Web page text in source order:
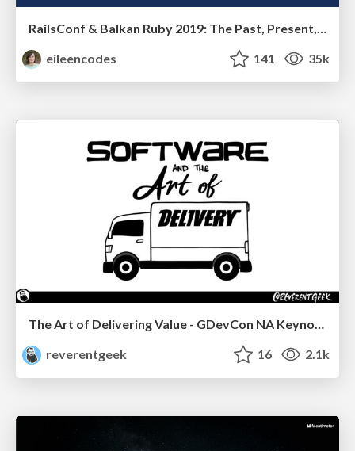
RailsConf & Balkan Ruby 2019: The Past, Present, and Future of Rails at GitHub
eileencodes
141 35k
The Art of Delivering Value - GDevCon NA Keynote
reverentgeek
16 2.1k